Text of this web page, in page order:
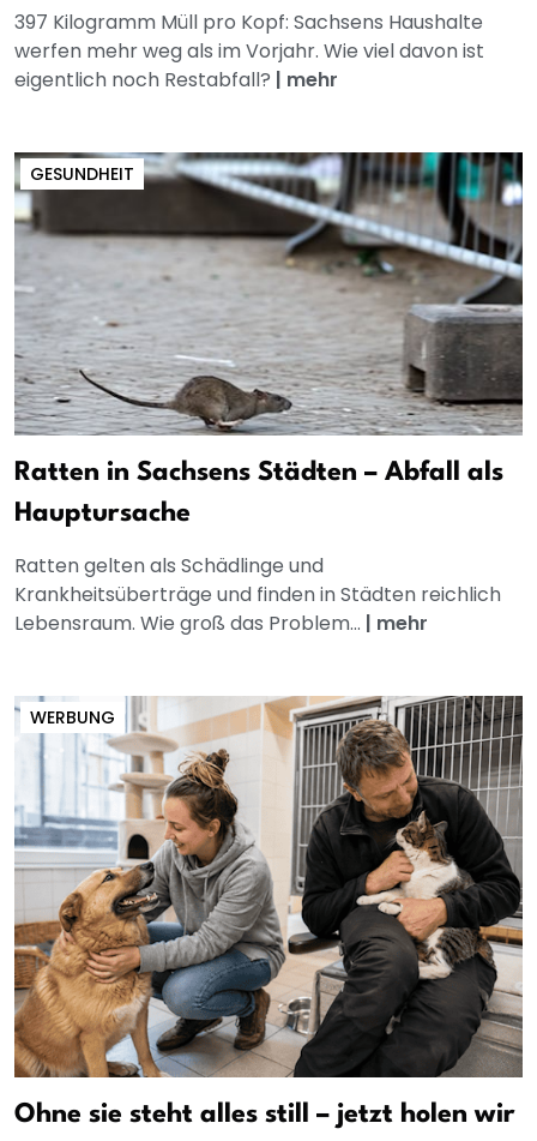
397 Kilogramm Müll pro Kopf: Sachsens Haushalte
werfen mehr weg als im Vorjahr. Wie viel davon ist
eigentlich noch Restabfall? | mehr
GESUNDHEIT
Ratten in Sachsens Städten – Abfall als
Hauptursache
Ratten gelten als Schädlinge und
Krankheitsüberträge und finden in Städten reichlich
Lebensraum. Wie groß das Problem... | mehr
WERBUNG
Ohne sie steht alles still – jetzt holen wir